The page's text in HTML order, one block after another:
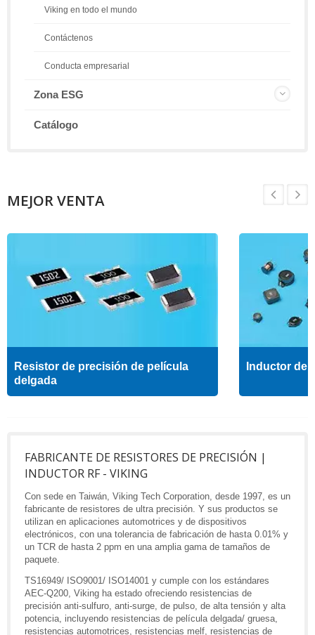
Viking en todo el mundo
Contáctenos
Conducta empresarial
Zona ESG
Catálogo
MEJOR VENTA
Resistor de precisión de película
delgada
Inductor de
FABRICANTE DE RESISTORES DE PRECISIÓN |
INDUCTOR RF - VIKING
Con sede en Taiwán, Viking Tech Corporation, desde 1997, es un
fabricante de resistores de ultra precisión. Y sus productos se
utilizan en aplicaciones automotrices y de dispositivos
electrónicos, con una tolerancia de fabricación de hasta 0.01% y
un TCR de hasta 2 ppm en una amplia gama de tamaños de
paquete.
TS16949/ ISO9001/ ISO14001 y cumple con los estándares
AEC-Q200, Viking ha estado ofreciendo resistencias de
precisión anti-sulfuro, anti-surge, de pulso, de alta tensión y alta
potencia, incluyendo resistencias de película delgada/ gruesa,
resistencias automotrices, resistencias melf, resistencias de